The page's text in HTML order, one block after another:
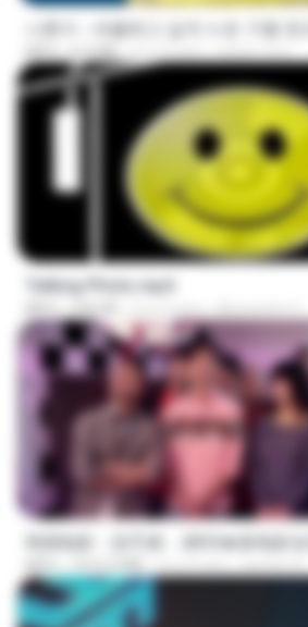
나훈아 - 세월베고 길게 누운 구름 한
MP4 6.0 MB il y a 3 ans castor-trot
Talking Photo.mp4
546 KB il y a 2 ans Alexandre V.
韩国电影：惩罚者，2013★新电影
MP4 1012.9 MB il y a 9 ans ayman A.